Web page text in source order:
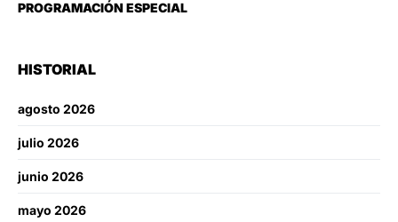
PROGRAMACIÓN ESPECIAL
HISTORIAL
agosto 2026
julio 2026
junio 2026
mayo 2026